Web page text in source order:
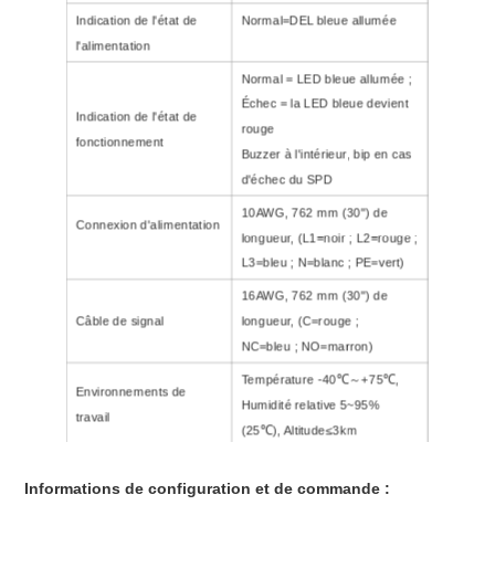
Indication de l'état de
l'alimentation
Normal=DEL bleue allumée
Indication de l'état de
fonctionnement
Normal = LED bleue allumée ;
Échec = la LED bleue devient
rouge
Buzzer à l'intérieur, bip en cas
d'échec du SPD
Connexion d'alimentation
10AWG, 762 mm (30") de
longueur, (L1=noir ; L2=rouge ;
L3=bleu ; N=blanc ; PE=vert)
Câble de signal
16AWG, 762 mm (30") de
longueur, (C=rouge ;
NC=bleu ; NO=marron)
Environnements de
travail
Température -40℃～+75℃,
Humidité relative 5~95%
(25℃), Altitude≤3km
Fileté NPT 3/4"TNP
Informations de configuration et de commande :